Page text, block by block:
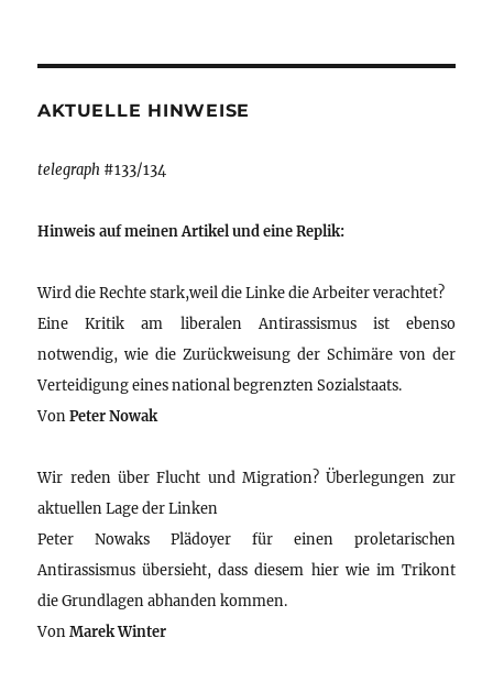
AKTUELLE HINWEISE
telegraph #133/134
Hinweis auf meinen Artikel und eine Replik:
Wird die Rechte stark,weil die Linke die Arbeiter verachtet?
Eine Kritik am liberalen Antirassismus ist ebenso
notwendig, wie die Zurückweisung der Schimäre von der
Verteidigung eines national begrenzten Sozialstaats.
VonPeter Nowak
Wir reden über Flucht und Migration? Überlegungen zur
aktuellen Lage der Linken
Peter Nowaks Plädoyer für einen proletarischen
Antirassismus übersieht, dass diesem hier wie im Trikont
die Grundlagen abhanden kommen.
VonMarek Winter